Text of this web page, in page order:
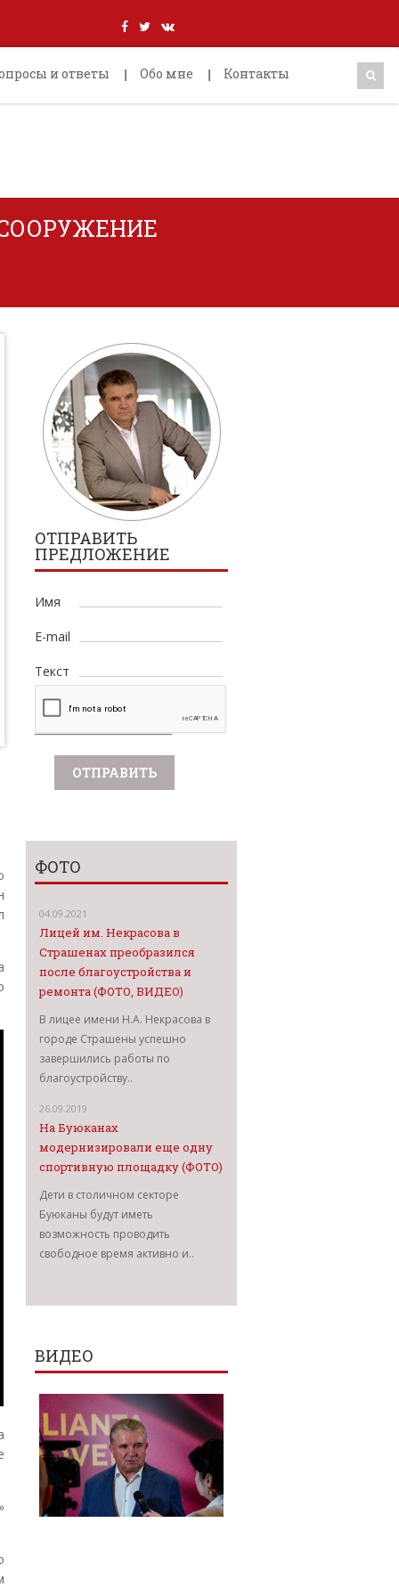
и ответы Обо мне Контакты
ОТПРАВИТЬ
ПРЕДЛОЖЕНИЕ
Имя
E-mail
Текст
ФОТО
04.09.2021
Лицей им. Некрасова в
Страшенах преобразился
после благоустройства и
ремонта (ФОТО, ВИДЕО)
В лицее имени Н.А. Некрасова в
городе Страшены успешно
завершились работы по
благоустройству..
26.09.2019
На Буюканах
модернизировали еще одну
спортивную площадку (ФОТО)
Дети в столичном секторе
Буюканы будут иметь
возможность проводить
свободное время активно и..
ВИДЕО